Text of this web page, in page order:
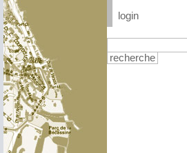
login
recherche